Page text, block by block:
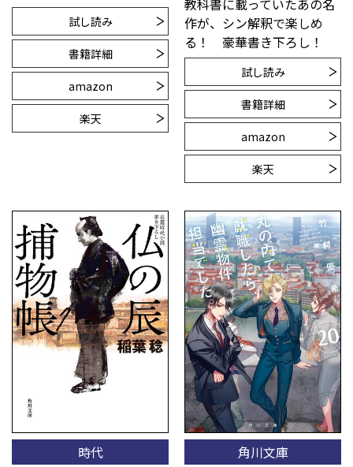
試し読み
書籍詳細
amazon
楽天
教科書に載っていたあの名
作が、シン解釈で楽しめ
る！ 豪華書き下ろし！
試し読み
書籍詳細
amazon
楽天
時代 角川文庫